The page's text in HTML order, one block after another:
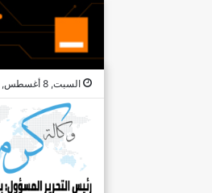
السبت, 8 أغسطس, 2026